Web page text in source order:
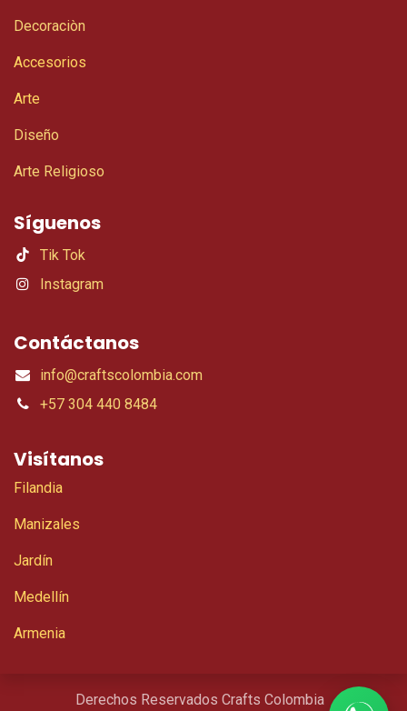
Decoraciòn
Accesorios
Arte
Diseño
Arte Religioso
Síguenos
Tik Tok
Instagram
Contáctanos
info@craftscolombia.com
+57 304 440 8484
Visítanos
Filandia
Manizales
Jardín
Medellín
Armenia
Derechos Reservados Crafts Colombia